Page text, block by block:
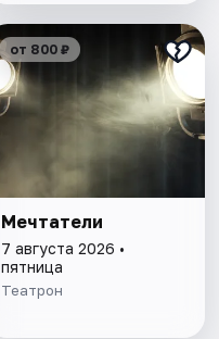
от 800 ₽
Мечтатели
7 августа 2026 •
пятница
Театрон